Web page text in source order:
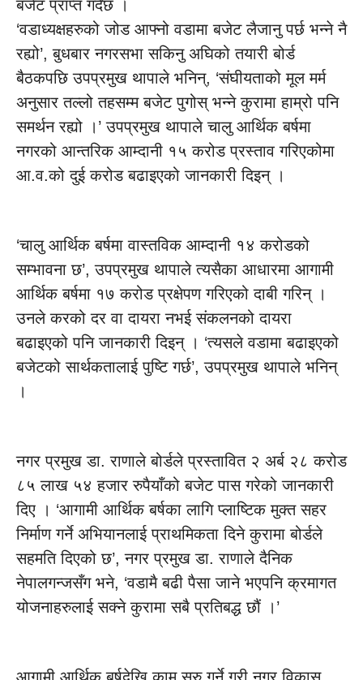
बजेट प्राप्त गर्दैछ ।
‘वडाध्यक्षहरुको जोड आफ्नो वडामा बजेट लैजानु पर्छ भन्ने नै
रह्यो’, बुधबार नगरसभा सकिनु अघिको तयारी बोर्ड
बैठकपछि उपप्रमुख थापाले भनिन्, ‘संघीयताको मूल मर्म
अनुसार तल्लो तहसम्म बजेट पुगोस् भन्ने कुरामा हाम्रो पनि
समर्थन रह्यो ।’ उपप्रमुख थापाले चालु आर्थिक बर्षमा
नगरको आन्तरिक आम्दानी १५ करोड प्रस्ताव गरिएकोमा
आ.व.को दुई करोड बढाइएको जानकारी दिइन् ।
‘चालु आर्थिक बर्षमा वास्तविक आम्दानी १४ करोडको
सम्भावना छ’, उपप्रमुख थापाले त्यसैका आधारमा आगामी
आर्थिक बर्षमा १७ करोड प्रक्षेपण गरिएको दाबी गरिन् ।
उनले करको दर वा दायरा नभई संकलनको दायरा
बढाइएको पनि जानकारी दिइन् । ‘त्यसले वडामा बढाइएको
बजेटको सार्थकतालाई पुष्टि गर्छ’, उपप्रमुख थापाले भनिन्
।
नगर प्रमुख डा. राणाले बोर्डले प्रस्तावित २ अर्ब २८ करोड
८५ लाख ५४ हजार रुपैयाँको बजेट पास गरेको जानकारी
दिए । ‘आगामी आर्थिक बर्षका लागि प्लाष्टिक मुक्त सहर
निर्माण गर्ने अभियानलाई प्राथमिकता दिने कुरामा बोर्डले
सहमति दिएको छ’, नगर प्रमुख डा. राणाले दैनिक
नेपालगन्जसँग भने, ‘वडामै बढी पैसा जाने भएपनि क्रमागत
योजनाहरुलाई सक्ने कुरामा सबै प्रतिबद्ध छौं ।’